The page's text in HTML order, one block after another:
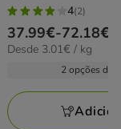
4
estrelas
com
avaliações
4(2)
Preço
de
72.18€
37.99€-72.18€
3.01€
Desde 3.01€ / kg
2 opções de